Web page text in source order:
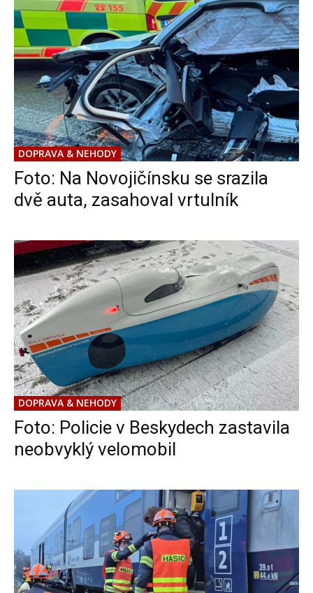
DOPRAVA & NEHODY
Foto: Na Novojičínsku se srazila
dvě auta, zasahoval vrtulník
DOPRAVA & NEHODY
Foto: Policie v Beskydech zastavila
neobvyklý velomobil